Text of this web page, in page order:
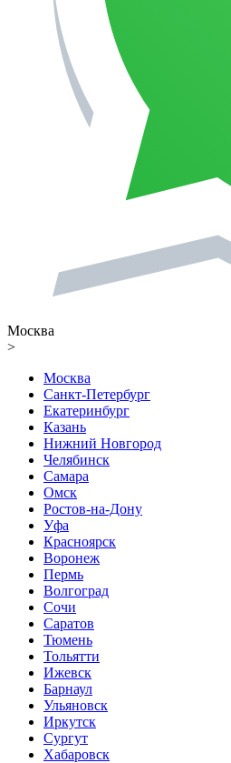
Москва
>
Москва
Санкт-Петербург
Екатеринбург
Казань
Нижний Новгород
Челябинск
Самара
Омск
Ростов-на-Дону
Уфа
Красноярск
Воронеж
Пермь
Волгоград
Сочи
Саратов
Тюмень
Тольятти
Ижевск
Барнаул
Ульяновск
Иркутск
Сургут
Хабаровск